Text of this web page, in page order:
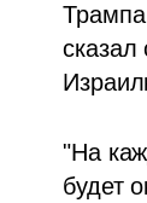
"На
будет